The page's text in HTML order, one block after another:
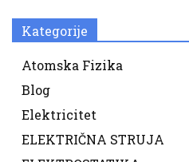
Kategorije
Atomska Fizika
Blog
Elektricitet
ELEKTRIČNA STRUJA